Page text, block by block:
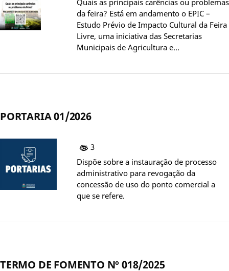
da feira? Está em andamento o EPIC –
Estudo Prévio de Impacto Cultural da Feira
Livre, uma iniciativa das Secretarias
Municipais de Agricultura e…
PORTARIA 01/2026
3
Dispõe sobre a instauração de processo
administrativo para revogação da
concessão de uso do ponto comercial a
que se refere.
TERMO DE FOMENTO Nº 018/2025